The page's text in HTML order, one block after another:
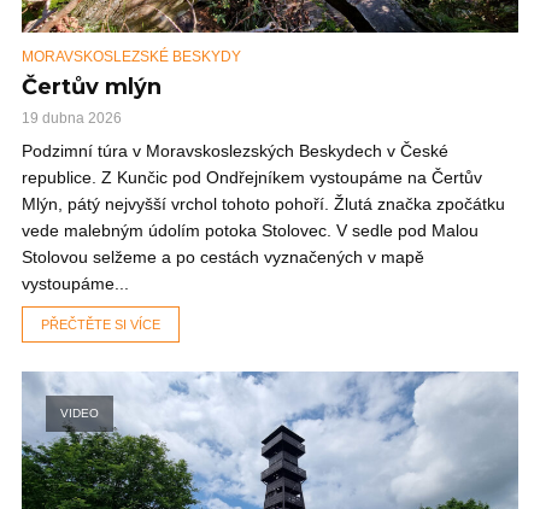
MORAVSKOSLEZSKÉ BESKYDY
Čertův mlýn
19 dubna 2026
Podzimní túra v Moravskoslezských Beskydech v České
republice. Z Kunčic pod Ondřejníkem vystoupáme na Čertův
Mlýn, pátý nejvyšší vrchol tohoto pohoří. Žlutá značka zpočátku
vede malebným údolím potoka Stolovec. V sedle pod Malou
Stolovou selžeme a po cestách vyznačených v mapě
vystoupáme...
PŘEČTĚTE SI VÍCE
VIDEO